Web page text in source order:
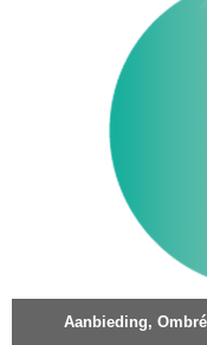
Aanbieding,